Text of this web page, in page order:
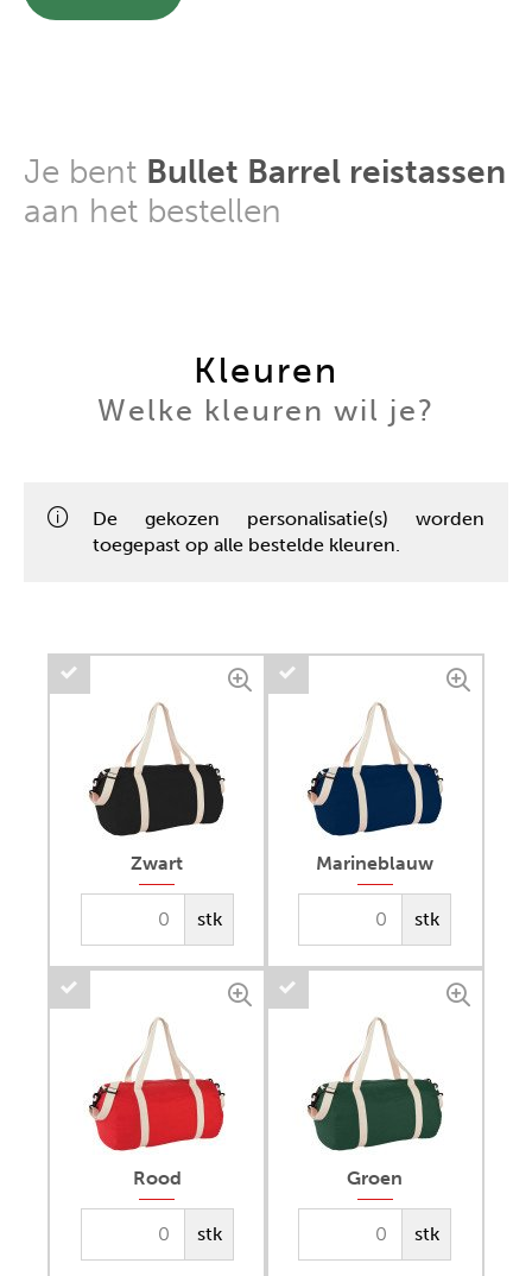
Je bent Bullet Barrel reistassen
aan het bestellen
Kleuren
Welke kleuren wil je?
De gekozen personalisatie(s) worden
toegepast op alle bestelde kleuren.
Zwart
stk
Marineblauw
stk
Rood
stk
Groen
stk